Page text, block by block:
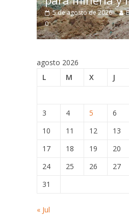
5 de agosto de 2026
Bolivia
agosto 2026
L
M X J
3
4 5 6
10
11 12 13
17
18 19 20
24
25 26 27
31
« Jul